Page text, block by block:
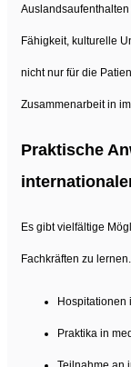
Fähigkeit, kulturelle
nicht nur für die
Zusammenarbeit in
Praktische
Es gibt vielfältige
Fachkräften zu
Hospitationen
Praktika in